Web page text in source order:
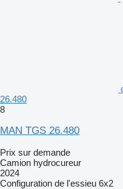
26.480
8
MAN TGS 26.480
Prix sur demande
Camion hydrocureur
2024
Configuration de l'essieu 6x2